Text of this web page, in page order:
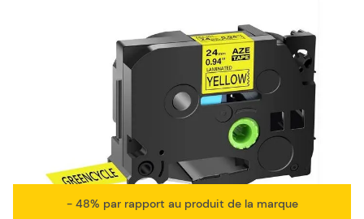
multicolore
TZE-651 Brother - noir, jaune - ruban pour étiquettes
- 48% par rapport au produit de la marque